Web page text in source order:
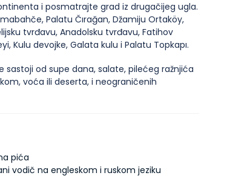
i posmatrajte grad iz drugačijeg ugla.
Palatu Čırağan, Džamiju Ortaköy,
tvrđavu, Anadolsku tvrđavu, Fatihov
Kulu devojke, Galata kulu i Palatu Topkapı.
sastoji od supe dana, salate, pilećeg ražnjića
voća ili deserta, i neograničenih
pića
vodič na engleskom i ruskom jeziku